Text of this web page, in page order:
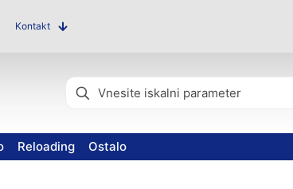
Kontakt
Reloading Ostalo